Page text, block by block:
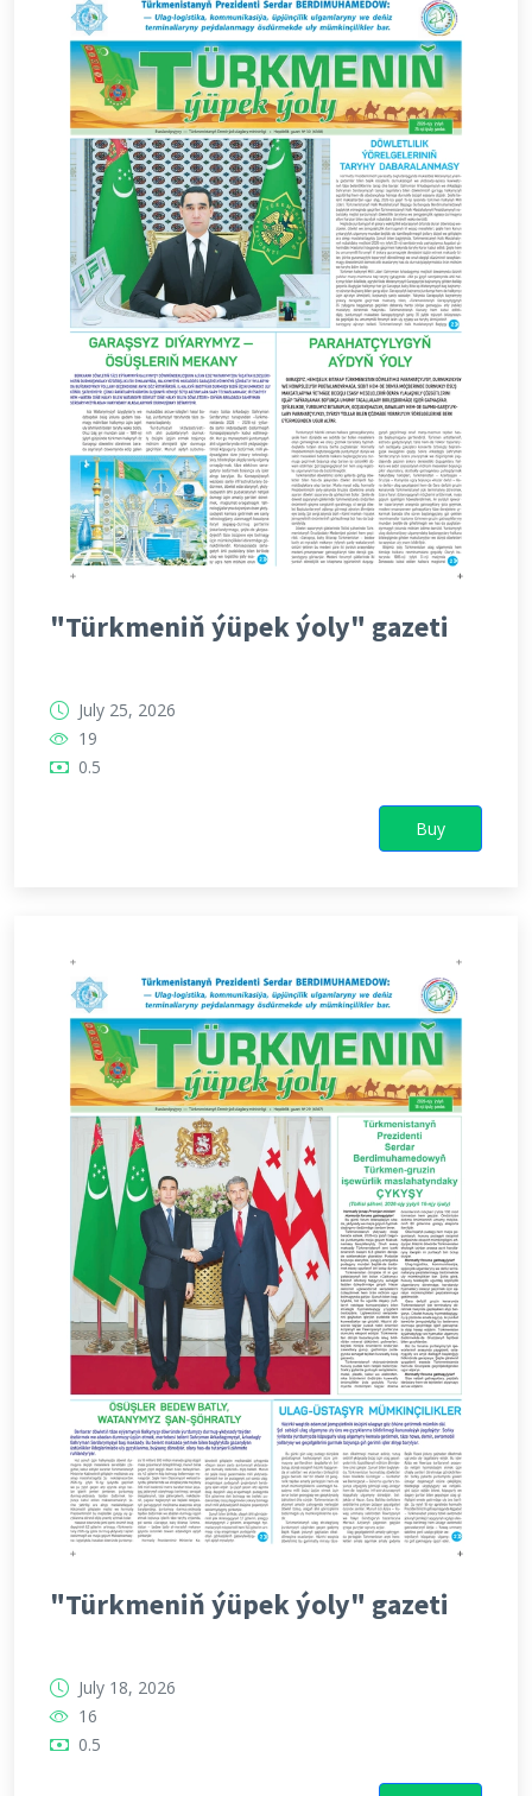
"Türkmeniň ýüpek ýoly" gazeti
July 25, 2026
19
0.5
Buy
"Türkmeniň ýüpek ýoly" gazeti
July 18, 2026
16
0.5